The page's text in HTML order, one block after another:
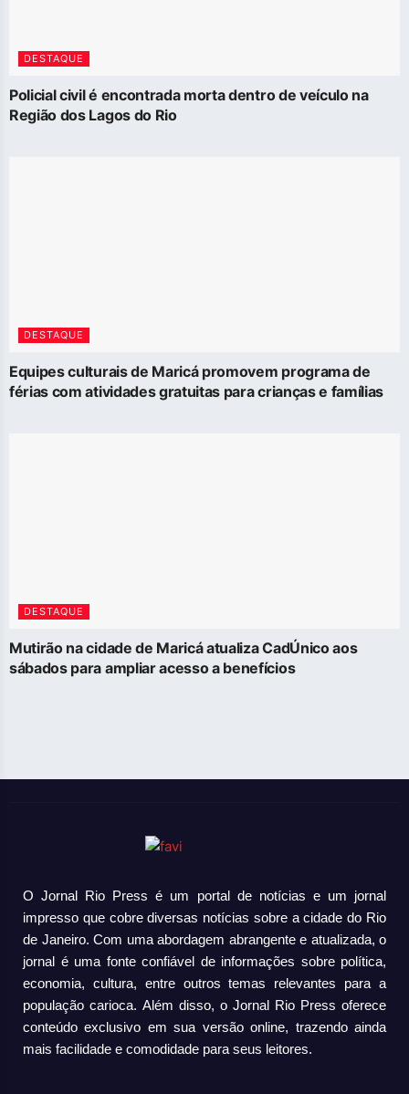
DESTAQUE
Policial civil é encontrada morta dentro de veículo na
Região dos Lagos do Rio
DESTAQUE
Equipes culturais de Maricá promovem programa de
férias com atividades gratuitas para crianças e famílias
DESTAQUE
Mutirão na cidade de Maricá atualiza CadÚnico aos
sábados para ampliar acesso a benefícios
O Jornal Rio Press é um portal de notícias e um jornal
impresso que cobre diversas notícias sobre a cidade do Rio
de Janeiro. Com uma abordagem abrangente e atualizada, o
jornal é uma fonte confiável de informações sobre política,
economia, cultura, entre outros temas relevantes para a
população carioca. Além disso, o Jornal Rio Press oferece
conteúdo exclusivo em sua versão online, trazendo ainda
mais facilidade e comodidade para seus leitores.